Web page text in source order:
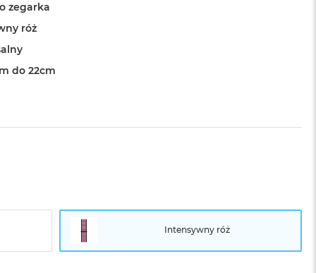
zegarka
róż
do 22cm
Intensywny róż